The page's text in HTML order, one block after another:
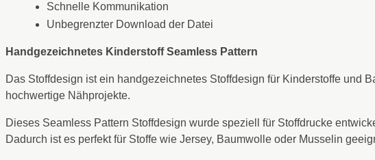
Schnelle Kommunikation
Unbegrenzter Download der Datei
Handgezeichnetes Kinderstoff Seamless Pattern
Das Stoffdesign ist ein handgezeichnetes Stoffdesign für Kinderstoffe und
hochwertige Nähprojekte.
Dieses Seamless Pattern Stoffdesign wurde speziell für Stoffdrucke
Dadurch ist es perfekt für Stoffe wie Jersey, Baumwolle oder Musselin